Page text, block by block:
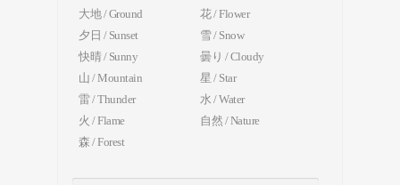
大地 / Ground
花 / Flower
夕日 / Sunset
雪 / Snow
快晴 / Sunny
曇り / Cloudy
山 / Mountain
星 / Star
雷 / Thunder
水 / Water
火 / Flame
自然 / Nature
森 / Forest